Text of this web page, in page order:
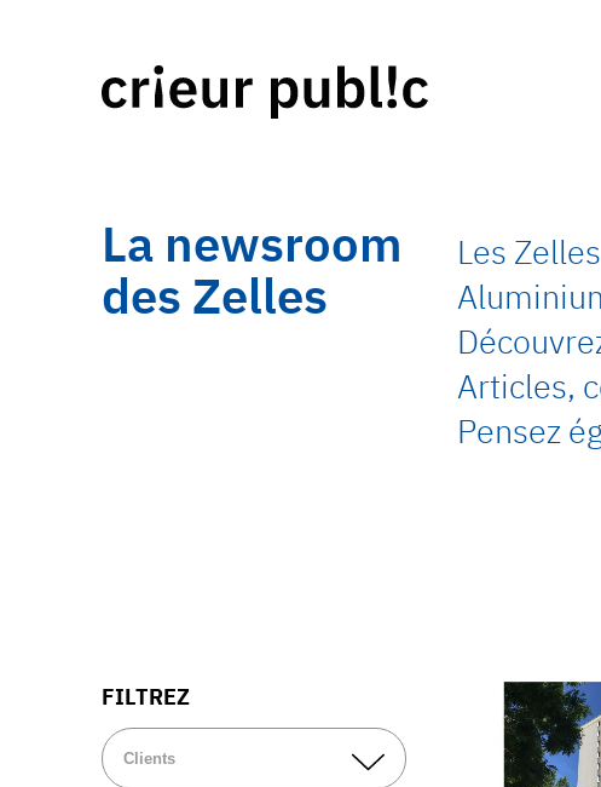
La newsroom
des Zelles
Les
Articles,
Pensez
FILTREZ